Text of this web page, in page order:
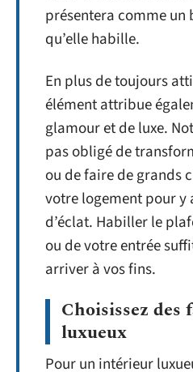
présentera comme un
qu’elle habille.
En plus de toujours
élément attribue
glamour et de luxe.
pas obligé de
ou de faire de grands
votre logement pour y
d’éclat. Habiller le
ou de votre entrée
arriver à vos fins.
Choisissez des
luxueux
Pour un intérieur